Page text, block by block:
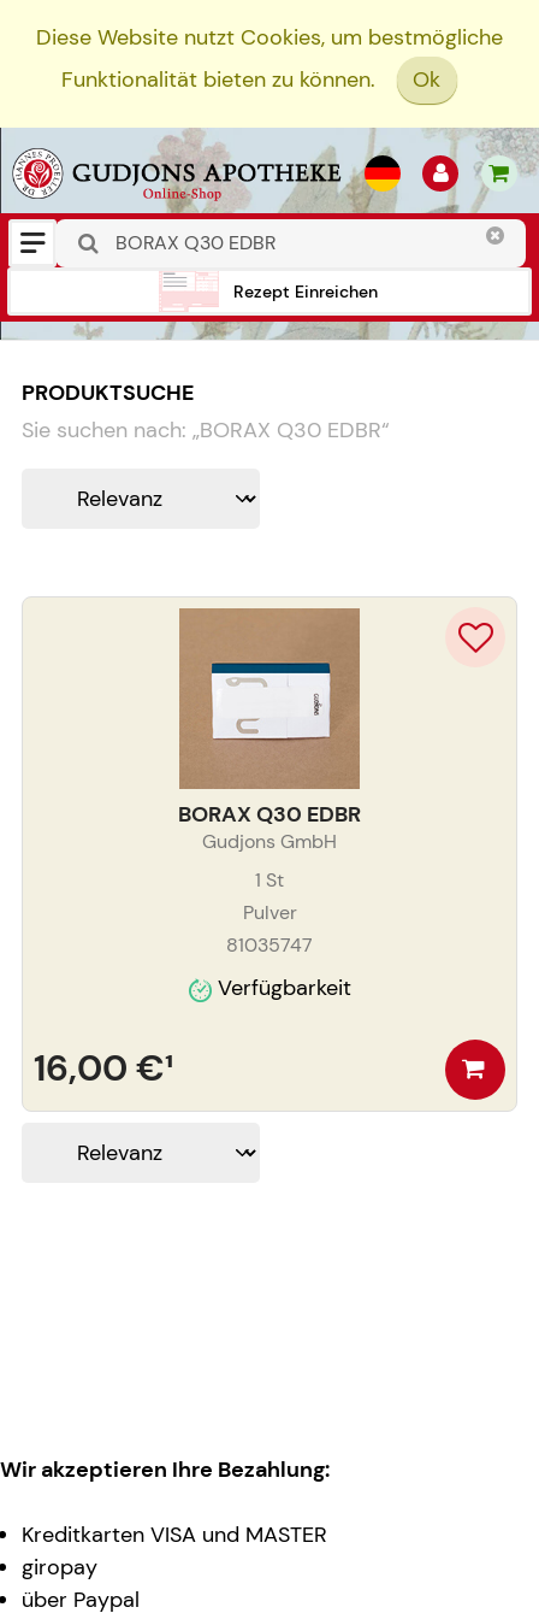
Diese Website nutzt Cookies, um bestmögliche
Funktionalität bieten zu können.
Ok
Rezept Einreichen
PRODUKTSUCHE
Sie suchen nach: „BORAX Q30 EDBR“
BORAX Q30 EDBR
Gudjons GmbH
1 St
Pulver
81035747
Verfügbarkeit
16,00 €¹
Wir akzeptieren Ihre Bezahlung:
Kreditkarten VISA und MASTER
giropay
über Paypal